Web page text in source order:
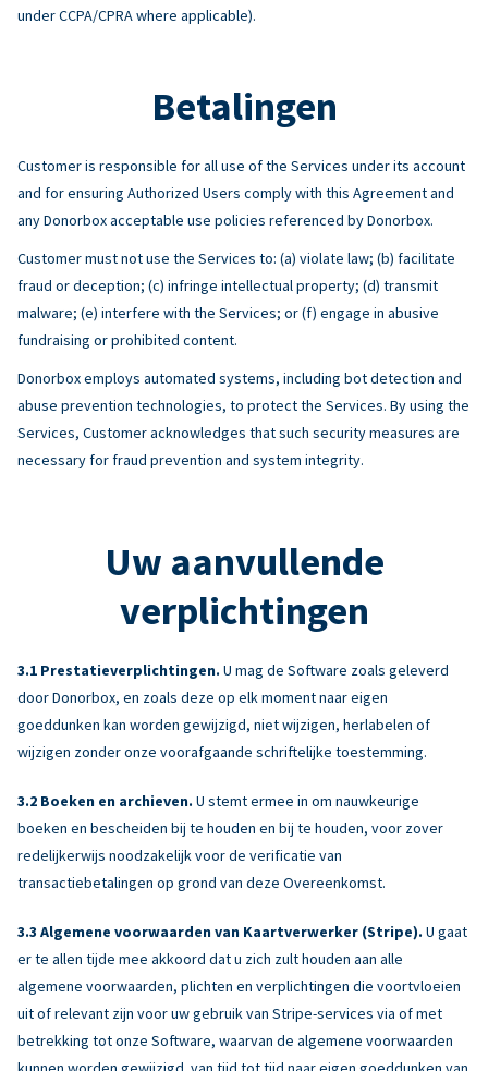
under CCPA/CPRA where applicable).
Betalingen
Customer is responsible for all use of the Services under its account
and for ensuring Authorized Users comply with this Agreement and
any Donorbox acceptable use policies referenced by Donorbox.
Customer must not use the Services to: (a) violate law; (b) facilitate
fraud or deception; (c) infringe intellectual property; (d) transmit
malware; (e) interfere with the Services; or (f) engage in abusive
fundraising or prohibited content.
Donorbox employs automated systems, including bot detection and
abuse prevention technologies, to protect the Services. By using the
Services, Customer acknowledges that such security measures are
necessary for fraud prevention and system integrity.
Uw aanvullende
verplichtingen
Prestatieverplichtingen. U mag de Software zoals geleverd
door Donorbox, en zoals deze op elk moment naar eigen
goeddunken kan worden gewijzigd, niet wijzigen, herlabelen of
wijzigen zonder onze voorafgaande schriftelijke toestemming.
Boeken en archieven. U stemt ermee in om nauwkeurige
boeken en bescheiden bij te houden en bij te houden, voor zover
redelijkerwijs noodzakelijk voor de verificatie van
transactiebetalingen op grond van deze Overeenkomst.
Algemene voorwaarden van Kaartverwerker (Stripe). U gaat
er te allen tijde mee akkoord dat u zich zult houden aan alle
algemene voorwaarden, plichten en verplichtingen die voortvloeien
uit of relevant zijn voor uw gebruik van Stripe-services via of met
betrekking tot onze Software, waarvan de algemene voorwaarden